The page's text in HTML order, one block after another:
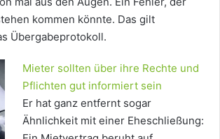
kommen könnte. Das gilt
Übergabeprotokoll.
Mieter sollten über ihre Rechte und
Pflichten gut informiert sein
Er hat ganz entfernt sogar
Ähnlichkeit mit einer Eheschließung: